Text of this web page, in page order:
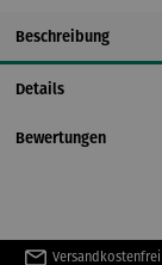
Beschreibung
Details
Bewertungen